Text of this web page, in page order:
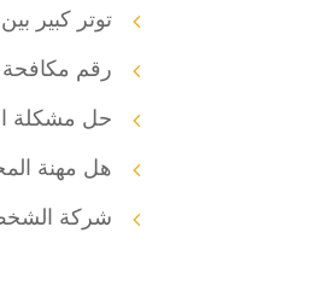
توتر كبير
رقم مكافحة
حل مشكلة
هل مهنة
شركة